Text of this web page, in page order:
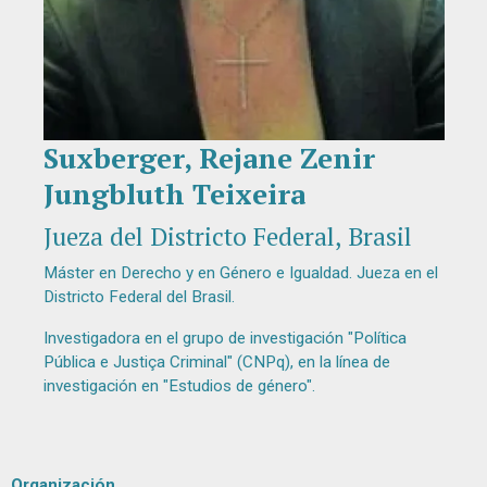
Diapositiva 1 de 1
Suxberger, Rejane Zenir
Jungbluth Teixeira
Jueza del Districto Federal, Brasil
Máster en Derecho y en Género e Igualdad. Jueza en el
Districto Federal del Brasil.
Investigadora en el grupo de investigación "Política
Pública e Justiça Criminal" (CNPq), en la línea de
investigación en "Estudios de género".